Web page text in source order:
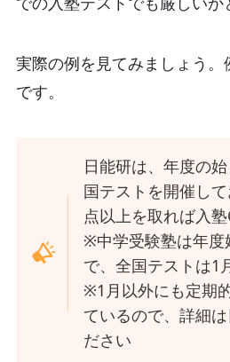
実際の例を見てみましょう
です。
日能研は、年度の
国テストを開催し
点以上を取れば入
※中学受験塾は年度
で、全国テストは1
※1月以外にも定期
ているので、詳細
ださい